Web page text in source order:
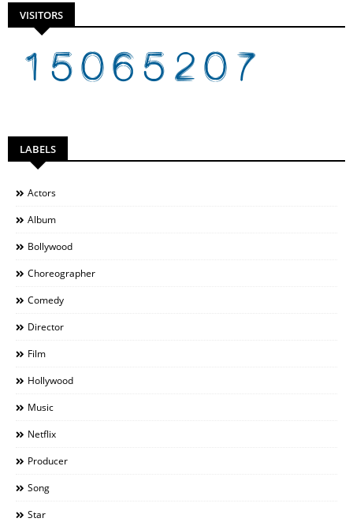
VISITORS
LABELS
Actors
Album
Bollywood
Choreographer
Comedy
Director
Film
Hollywood
Music
Netflix
Producer
Song
Star